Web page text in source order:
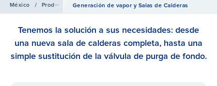
México / Productos Generación de vapor y Salas de Calderas
Tenemos la solución a sus necesidades: desde
una nueva sala de calderas completa, hasta una
simple sustitución de la válvula de purga de fondo.